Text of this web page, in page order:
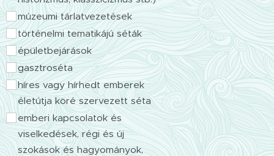
múzeumi tárlatvezetések
történelmi tematikájú séták
épületbejárások
gasztroséta
híres vagy hírhedt emberek
életútja köré szervezett séta
emberi kapcsolatok és
viselkedések, régi és új
szokások és hagyományok,